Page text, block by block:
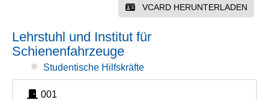
VCARD HERUNTERLADEN
Lehrstuhl und Institut für
Schienenfahrzeuge
Studentische Hilfskräfte
001